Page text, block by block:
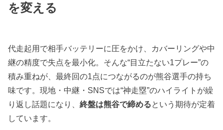
を変える
代走起用で相手バッテリーに圧をかけ、カバーリングや中
継の精度で失点を最小化。そんな“目立たない1プレー”の
積み重ねが、最終回の1点につながるのが熊谷選手の持ち
味です。現地・中継・SNSでは“神走塁”のハイライトが繰
り返し話題になり、 終盤は熊谷で締めるという期待が定着
しています。